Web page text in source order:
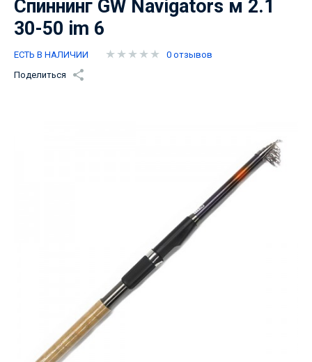
Спиннинг GW Navigators м 2.1
30-50 im 6
ЕСТЬ В НАЛИЧИИ
0 отзывов
Поделиться